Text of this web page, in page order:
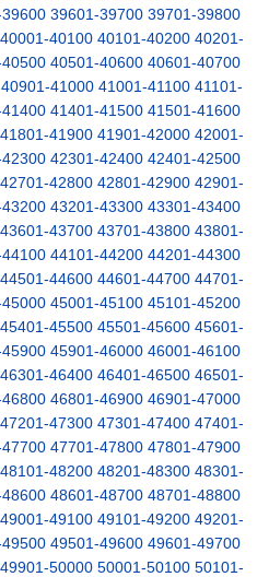
39601-39700 39701-39800
40001-40100 40101-40200 40201-
40501-40600 40601-40700
40901-41000 41001-41100 41101-
41401-41500 41501-41600
41801-41900 41901-42000 42001-
42301-42400 42401-42500
42701-42800 42801-42900 42901-
43201-43300 43301-43400
43601-43700 43701-43800 43801-
44101-44200 44201-44300
44501-44600 44601-44700 44701-
45001-45100 45101-45200
45401-45500 45501-45600 45601-
45901-46000 46001-46100
46301-46400 46401-46500 46501-
46801-46900 46901-47000
47201-47300 47301-47400 47401-
47701-47800 47801-47900
48101-48200 48201-48300 48301-
48601-48700 48701-48800
49001-49100 49101-49200 49201-
49501-49600 49601-49700
49901-50000 50001-50100 50101-